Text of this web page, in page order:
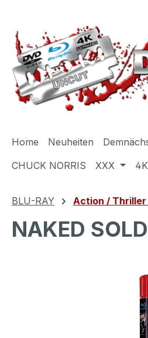
Home Neuheiten
CHUCK NORRIS
XXX
BLU-RAY Action / Thriller
NAKED